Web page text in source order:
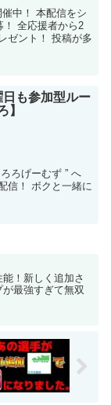
催中！ 本配信をシ
！ 全応援者から2
ゼント！ 投稿が多
日も参加型ルー
】
ろげーむず ” へ
信！ ボクと一緒に
能！新しく追加さ
最強すぎて無双